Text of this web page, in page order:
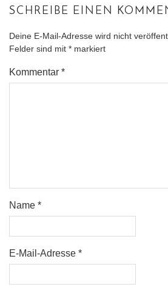
SCHREIBE EINEN
Deine E-Mail-Adresse wird nicht
Felder sind mit * markiert
Kommentar *
Name *
E-Mail-Adresse *